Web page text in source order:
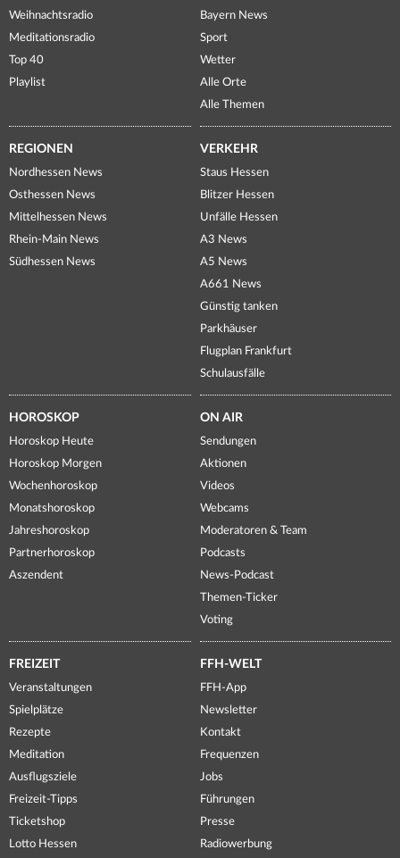
Weihnachtsradio
Meditationsradio
Top 40
Playlist
Bayern News
Sport
Wetter
Alle Orte
Alle Themen
REGIONEN
Nordhessen News
Osthessen News
Mittelhessen News
Rhein-Main News
Südhessen News
VERKEHR
Staus Hessen
Blitzer Hessen
Unfälle Hessen
A3 News
A5 News
A661 News
Günstig tanken
Parkhäuser
Flugplan Frankfurt
Schulausfälle
HOROSKOP
Horoskop Heute
Horoskop Morgen
Wochenhoroskop
Monatshoroskop
Jahreshoroskop
Partnerhoroskop
Aszendent
ON AIR
Sendungen
Aktionen
Videos
Webcams
Moderatoren & Team
Podcasts
News-Podcast
Themen-Ticker
Voting
FREIZEIT
Veranstaltungen
Spielplätze
Rezepte
Meditation
Ausflugsziele
Freizeit-Tipps
Ticketshop
Lotto Hessen
FFH-WELT
FFH-App
Newsletter
Kontakt
Frequenzen
Jobs
Führungen
Presse
Radiowerbung